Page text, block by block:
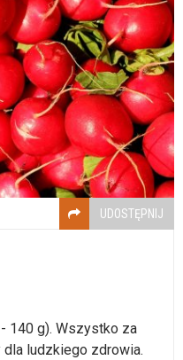
UDOSTĘPNIJ
140 g). Wszystko za
ludzkiego zdrowia.